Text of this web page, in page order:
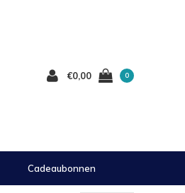
€0,00 0
Cadeaubonnen